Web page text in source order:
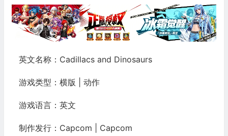
英文名称：Cadillacs and Dinosaurs
游戏类型：横版 | 动作
游戏语言：英文
制作发行：Capcom | Capcom